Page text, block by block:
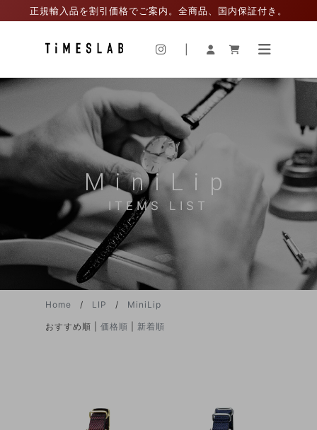
正規輸入品を割引価格でご案内。全商品、国内保証付き。
MiniLip
ITEMS LIST
Home LIP MiniLip
おすすめ順 | 価格順 新着順